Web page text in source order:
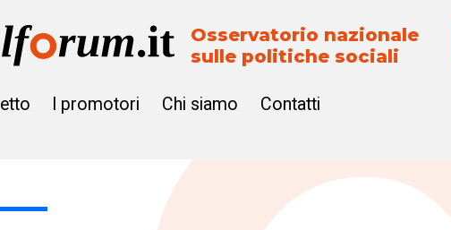
Osservatorio nazionale
sulle politiche sociali
I promotori Chi siamo Contatti